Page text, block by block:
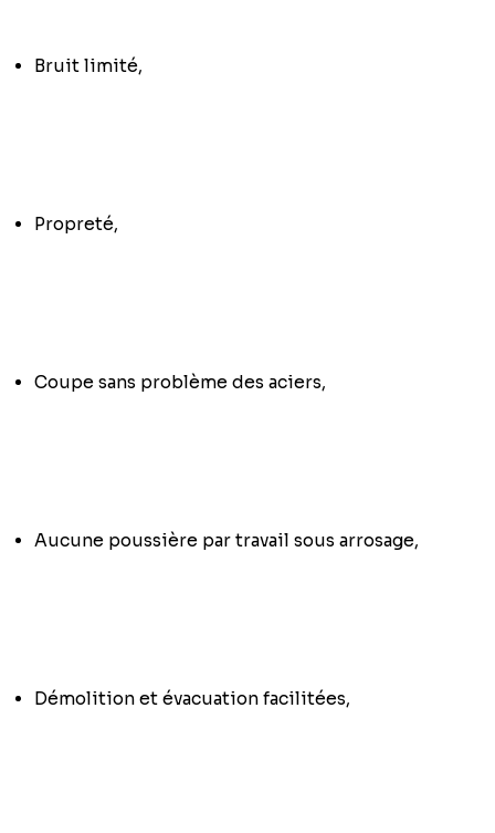
Bruit limité,
Propreté,
Coupe sans problème des aciers,
Aucune poussière par travail sous arrosage,
Démolition et évacuation facilitées,